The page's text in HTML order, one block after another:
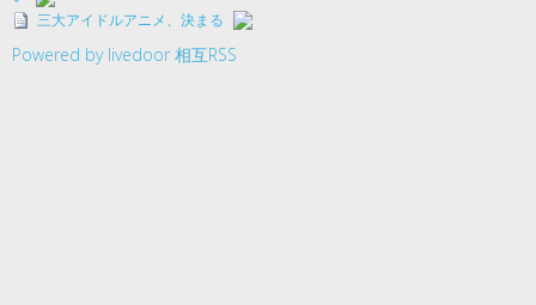
三大アイドルアニメ、決まる
Powered by livedoor 相互RSS